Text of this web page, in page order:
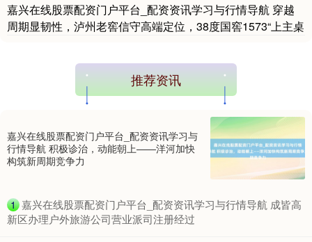
期指IC0 7877.80 +164.40 +2.13%
嘉兴在线股票配资门户平台_配资资讯学习与行情导航 穿越
周期显韧性，泸州老窖信守高端定位，38度国窖1573“上主桌
推荐资讯
嘉兴在线股票配资门户平台_配资资讯学习与
行情导航 积极诊治，动能朝上——洋河加快
构筑新周期竞争力
1 ​嘉兴在线股票配资门户平台_配资资讯学习与行情导航 成皆高
新区办理户外旅游公司营业派司注册经过